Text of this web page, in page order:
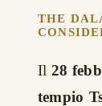
THE
Il 28
tempio